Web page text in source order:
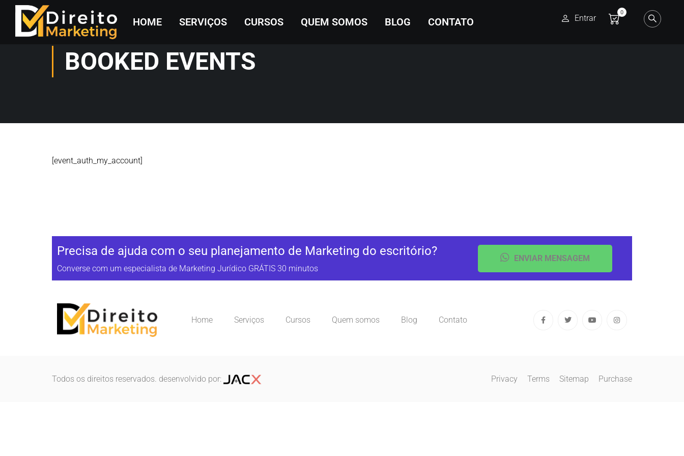
HOME SERVIÇOS CURSOS QUEM SOMOS BLOG CONTATO Entrar
0
BOOKED EVENTS
[event_auth_my_account]
Precisa de ajuda com o seu planejamento de Marketing do escritório?
Converse com um especialista de Marketing Jurídico GRÁTIS 30 minutos
ENVIAR MENSAGEM
Home Serviços Cursos Quem somos Blog Contato
Todos os direitos reservados. desenvolvido por: Privacy Terms Sitemap Purchase